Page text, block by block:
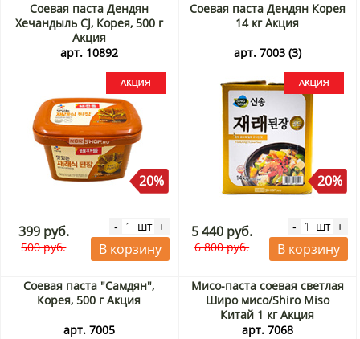
Соевая паста Дендян
Хечандыль CJ, Корея, 500 г
Акция
арт. 10892
20%
399 руб.
500 руб.
- шт +
В корзину
Соевая паста Дендян Корея
14 кг Акция
арт. 7003 (3)
20%
5 440 руб.
6 800 руб.
- шт +
В корзину
Соевая паста "Самдян",
Корея, 500 г Акция
арт. 7005
Мисо-паста соевая светлая
Широ мисо/Shiro Miso
Китай 1 кг Акция
арт. 7068